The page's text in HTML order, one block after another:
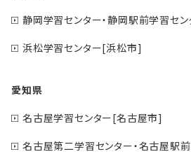
静岡学習センター・静岡駅前学習セ
浜松学習センター[浜松市]
愛知県
名古屋学習センター[名古屋市]
名古屋第二学習センター・名古屋駅